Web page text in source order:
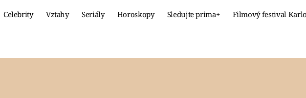
Celebrity Vztahy Seriály Horoskopy Sledujte prima+ Filmový festival